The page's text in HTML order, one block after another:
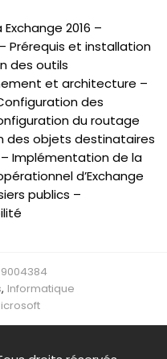
2016 –
Prérequis et installation
des outils
et architecture –
des
du routage
des objets destinataires
Implémentation de la
d’Exchange
publics –
, Informatique